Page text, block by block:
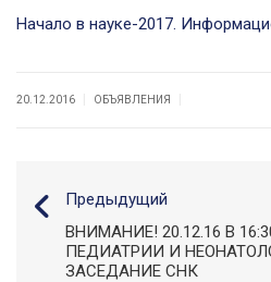
Начало в науке-2017.
20.12.2016 ОБЪЯВЛЕНИЯ
Предыдущий
ВНИМАНИЕ! 20.12.16 В
ПЕДИАТРИИ И
ЗАСЕДАНИЕ СНК